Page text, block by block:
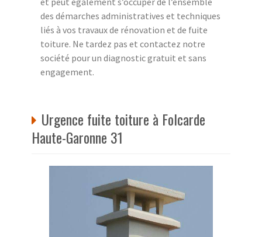
des démarches administratives et techniques
liés à vos travaux de rénovation et de fuite
toiture. Ne tardez pas et contactez notre
société pour un diagnostic gratuit et sans
engagement.
Urgence fuite toiture à Folcarde
Haute-Garonne 31